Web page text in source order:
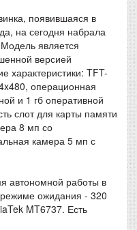
появившаяся в
на сегодня набрала
является
версией
характеристики: TFT-
операционная
и 1 гб оперативной
слот для карты памяти
8 мп со
камера 5 мп с
автономной работы в
ожидания - 320
MT6737. Есть